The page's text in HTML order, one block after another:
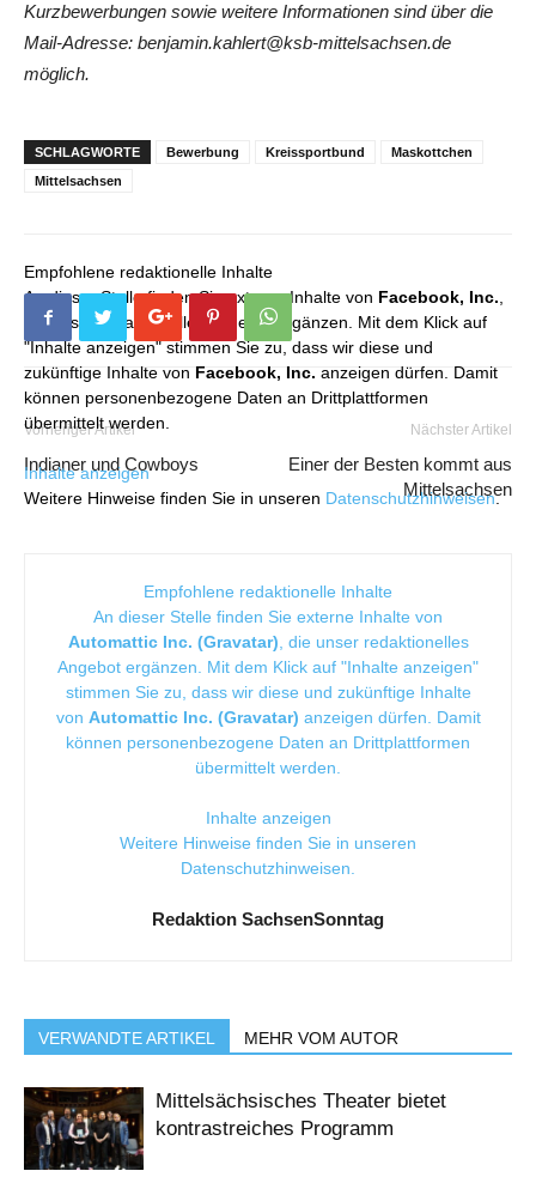
Kurzbewerbungen sowie weitere Informationen sind über die
Mail-Adresse: benjamin.kahlert@ksb-mittelsachsen.de
möglich.
SCHLAGWORTE Bewerbung Kreissportbund
Maskottchen
Mittelsachsen
Empfohlene redaktionelle Inhalte
An dieser Stelle finden Sie externe Inhalte von Facebook, Inc.,
die unser redaktionelles Angebot ergänzen. Mit dem Klick auf
"Inhalte anzeigen" stimmen Sie zu, dass wir diese und
zukünftige Inhalte von Facebook, Inc. anzeigen dürfen. Damit
können personenbezogene Daten an Drittplattformen
übermittelt werden.
Inhalte anzeigen
Weitere Hinweise finden Sie in unseren Datenschutzhinweisen.
Vorheriger Artikel
Indianer und Cowboys
Nächster Artikel
Einer der Besten kommt aus
Mittelsachsen
Empfohlene redaktionelle Inhalte
An dieser Stelle finden Sie externe Inhalte von
Automattic Inc. (Gravatar), die unser redaktionelles
Angebot ergänzen. Mit dem Klick auf "Inhalte anzeigen"
stimmen Sie zu, dass wir diese und zukünftige Inhalte
von Automattic Inc. (Gravatar) anzeigen dürfen. Damit
können personenbezogene Daten an Drittplattformen
übermittelt werden.
Inhalte anzeigen
Weitere Hinweise finden Sie in unseren
Datenschutzhinweisen.
Redaktion SachsenSonntag
VERWANDTE ARTIKEL MEHR VOM AUTOR
Mittelsächsisches Theater bietet
kontrastreiches Programm